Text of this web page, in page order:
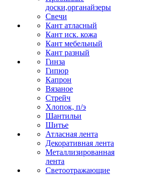
доски,органайзеры
Свечи
Кант атласный
Кант иск. кожа
Кант мебельный
Кант разный
Гинза
Гипюр
Капрон
Вязаное
Стрейч
Хлопок, п/э
Шантильи
Шитье
Атласная лента
Декоративная лента
Металлизированная
лента
Светоотражающие